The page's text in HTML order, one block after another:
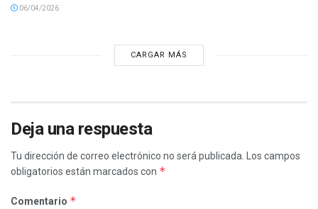
06/04/2026
CARGAR MÁS
Deja una respuesta
Tu dirección de correo electrónico no será publicada.
Los campos
obligatorios están marcados con *
Comentario *